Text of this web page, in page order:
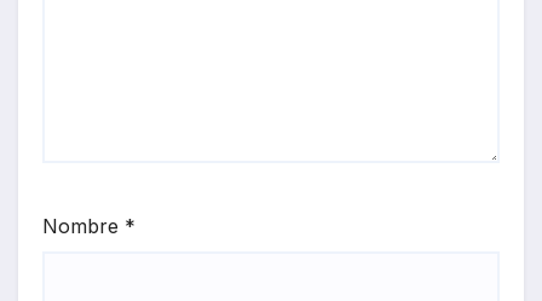
Nombre *